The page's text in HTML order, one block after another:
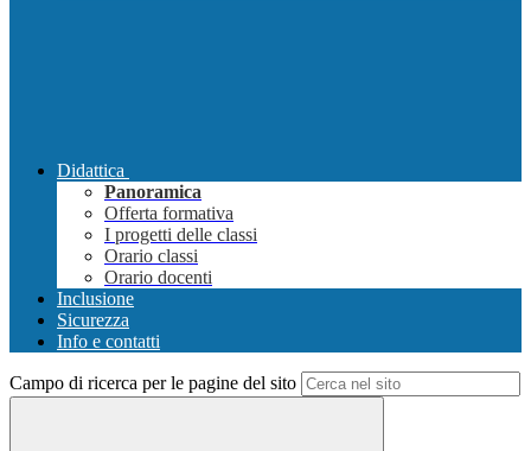
Didattica
Panoramica
Offerta formativa
I progetti delle classi
Orario classi
Orario docenti
Inclusione
Sicurezza
Info e contatti
Campo di ricerca per le pagine del sito